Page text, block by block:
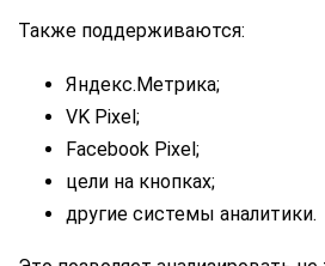
Также поддерживаются:
Яндекс.Метрика;
VK Pixel;
Facebook Pixel;
цели на кнопках;
другие системы аналитики.